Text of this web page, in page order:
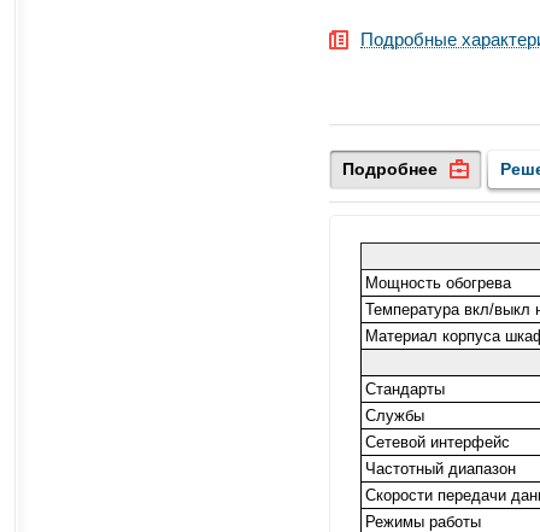
Подробные
Подробнее
Мощность обогрева
Температура вкл/выкл
Материал корпуса
Стандарты
Службы
Сетевой интерфейс
Частотный диапазон
Скорости передачи
Режимы работы